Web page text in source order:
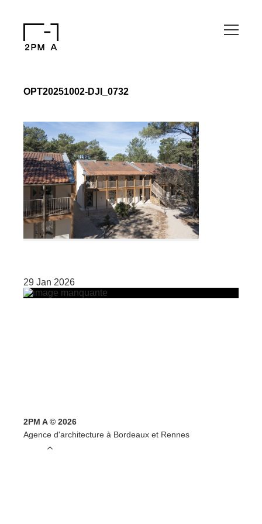
OPT20251002-DJI_0732
29 Jan 2026
2PM A © 2026
Agence d'architecture à Bordeaux et Rennes
